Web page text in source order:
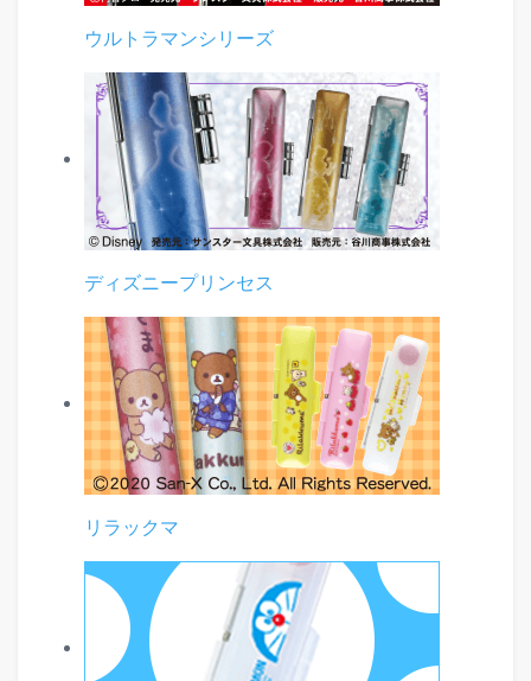
ウルトラマンシリーズ
ディズニープリンセス
リラックマ